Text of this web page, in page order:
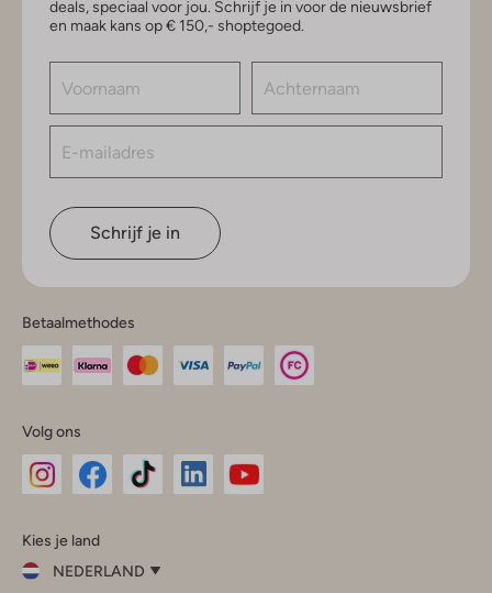
deals, speciaal voor jou. Schrijf je in voor de nieuwsbrief
en maak kans op € 150,- shoptegoed.
Schrijf je in
Betaalmethodes
Volg ons
InstagramFacebook
Kies je land
NEDERLAND